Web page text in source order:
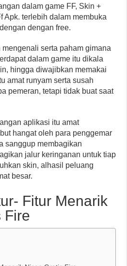
dalam game FF, Skin +
Apk. terlebih dalam membuka
dengan free.
serta paham gimana
dalam game itu dikala
hingga diwajibkan memakai
amat runyam serta susah
pemeran, tetapi tidak buat saat
aplikasi itu amat
hangat oleh para penggemar
sanggup membagikan
jalur keringanan untuk tiap
skin, alhasil peluang
besar.
Fitur Menarik
Fire